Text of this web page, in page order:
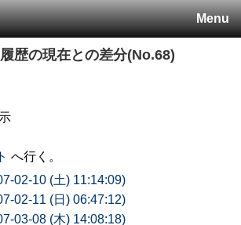
Menu
歴の現在との差分(No.68)
へ行く。
02-10 (土) 11:14:09)
02-11 (日) 06:47:12)
03-08 (木) 14:08:18)